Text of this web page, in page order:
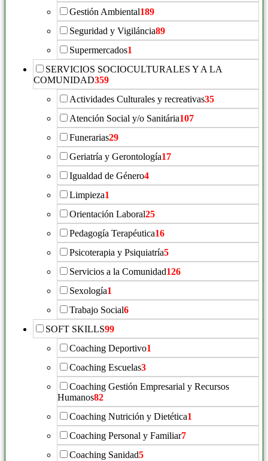
Gestión Ambiental189
Seguridad y Vigiláncia89
Supermercados1
SERVICIOS SOCIOCULTURALES Y A LA
COMUNIDAD359
Actividades Culturales y recreativas35
Atención Social y/o Sanitária107
Funerarias29
Geriatría y Gerontología17
Igualdad de Género4
Limpieza1
Orientación Laboral25
Pedagogía Terapéutica16
Psicoterapia y Psiquiatría5
Servicios a la Comunidad126
Sexología1
Trabajo Social6
SOFT SKILLS99
Coaching Deportivo1
Coaching Escuelas3
Coaching Gestión Empresarial y Recursos
Humanos82
Coaching Nutrición y Dietética1
Coaching Personal y Familiar7
Coaching Sanidad5